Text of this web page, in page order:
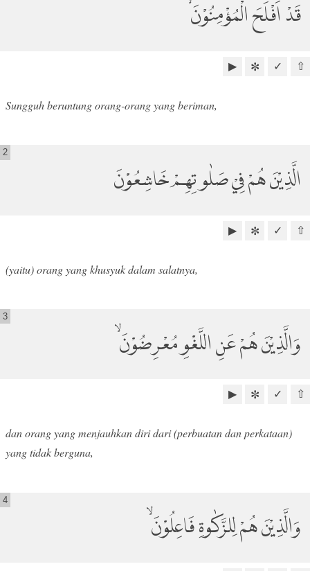
قَدْ اَفْلَحَ الْمُؤْمِنُوْنَ ۙ
⇧
✓
✼
▶
Sungguh beruntung orang-orang yang beriman,
الَّذِيْنَ هُمْ فِيْ صَلٰو تِهِمْ خَاشِعُوْنَ
2
⇧
✓
✼
▶
(yaitu) orang yang khusyuk dalam salatnya,
وَالَّذِيْنَ هُمْ عَنِ اللَّغْوِ مُعْرِضُوْنَ ۙ
3
⇧
✓
✼
▶
dan orang yang menjauhkan diri dari (perbuatan dan perkataan)
yang tidak berguna,
وَالَّذِيْنَ هُمْ لِلزَّكٰوةِ فَاعِلُوْنَ ۙ
4